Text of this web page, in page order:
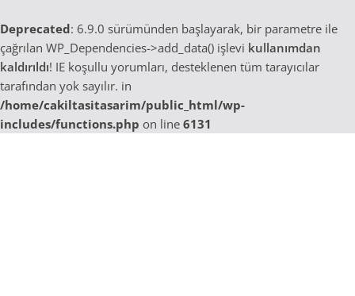
Deprecated: 6.9.0 sürümünden başlayarak, bir parametre ile
çağrılan WP_Dependencies->add_data() işlevi kullanımdan
kaldırıldı! IE koşullu yorumları, desteklenen tüm tarayıcılar
tarafından yok sayılır. in
/home/cakiltasitasarim/public_html/wp-
includes/functions.php on line 6131